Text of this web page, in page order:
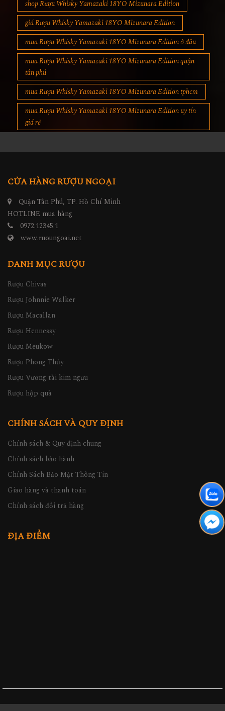
shop Rượu Whisky Yamazaki 18YO Mizunara Edition
giá Rượu Whisky Yamazaki 18YO Mizunara Edition
mua Rượu Whisky Yamazaki 18YO Mizunara Edition ở đâu
mua Rượu Whisky Yamazaki 18YO Mizunara Edition quận
tân phú
mua Rượu Whisky Yamazaki 18YO Mizunara Edition tphcm
mua Rượu Whisky Yamazaki 18YO Mizunara Edition uy tín
giá rẻ
CỬA HÀNG RƯỢU NGOẠI
Quận Tân Phú, TP. Hồ Chí Minh
HOTLINE mua hàng
0972.12345.1
www.ruoungoai.net
DANH MỤC RƯỢU
Rượu Chivas
Rượu Johnnie Walker
Rượu Macallan
Rượu Hennessy
Rượu Meukow
Rượu Phong Thủy
Rượu Vương tài kim ngưu
Rượu hộp quà
CHÍNH SÁCH VÀ QUY ĐỊNH
Chính sách & Quy định chung
Chính sách bảo hành
Chính Sách Bảo Mật Thông Tin
Giao hàng và thanh toán
Chính sách đổi trả hàng
ĐỊA ĐIỂM